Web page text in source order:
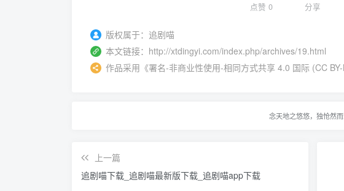
点赞 0 分享
版权属于： 追剧喵
本文链接： http://xtdingyi.com/index.php/archives/19.html
作品采用 《署名-非商业性使用-相同方式共享 4.0 国际 (CC
念天地之悠悠，独怆然
上一篇
追剧喵下载_追剧喵最新版下载_追剧喵app下载